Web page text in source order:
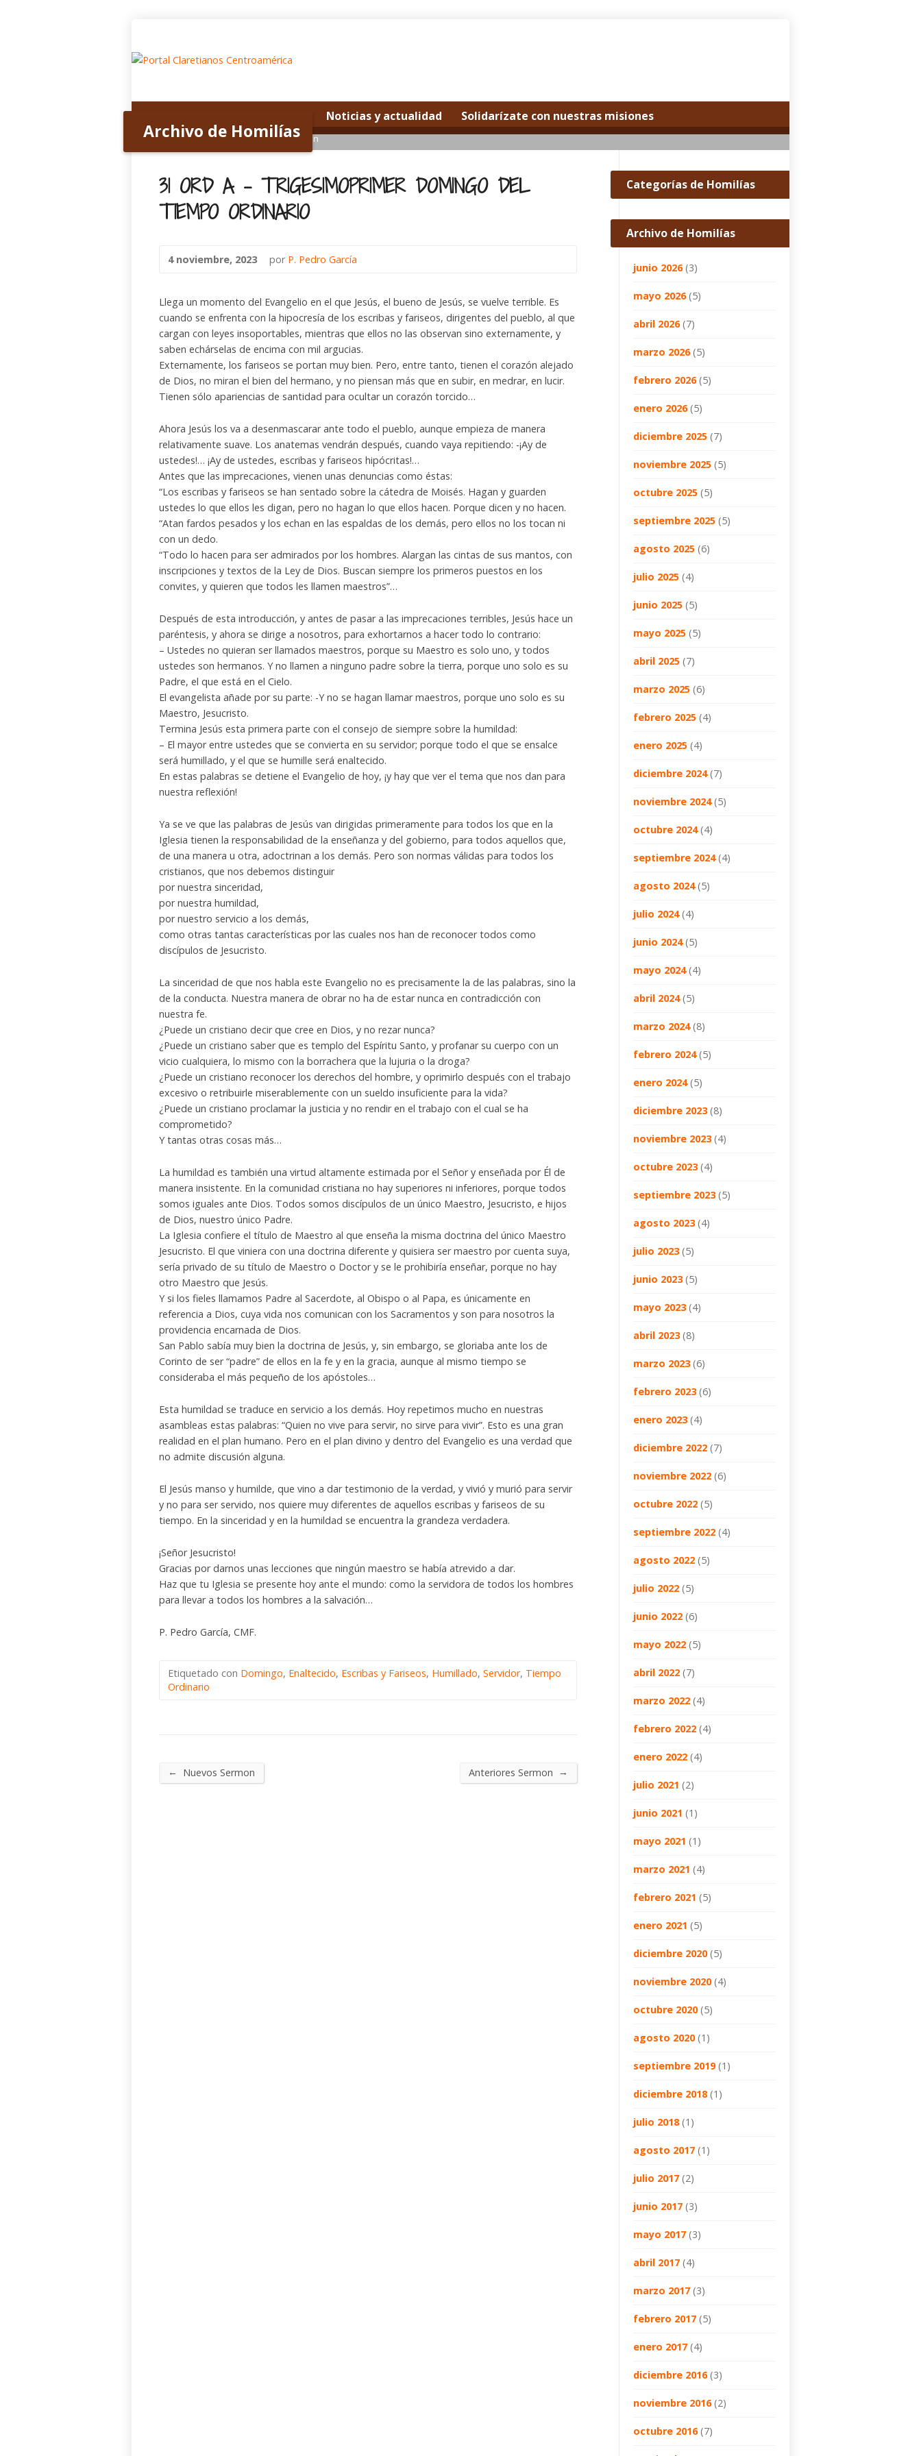
Noticias y actualidad Solidarízate con nuestras misiones
Archivo de Homilías
Home> Archivo de Homilías> View Sermon
31 ORD A – TRIGESIMOPRIMER DOMINGO DEL
TIEMPO ORDINARIO
4 noviembre, 2023 por P. Pedro García
Llega un momento del Evangelio en el que Jesús, el bueno de Jesús, se vuelve terrible. Es
cuando se enfrenta con la hipocresía de los escribas y fariseos, dirigentes del pueblo, al que
cargan con leyes insoportables, mientras que ellos no las observan sino externamente, y
saben echárselas de encima con mil argucias.
Externamente, los fariseos se portan muy bien. Pero, entre tanto, tienen el corazón alejado
de Dios, no miran el bien del hermano, y no piensan más que en subir, en medrar, en lucir.
Tienen sólo apariencias de santidad para ocultar un corazón torcido…
Ahora Jesús los va a desenmascarar ante todo el pueblo, aunque empieza de manera
relativamente suave. Los anatemas vendrán después, cuando vaya repitiendo: -¡Ay de
ustedes!… ¡Ay de ustedes, escribas y fariseos hipócritas!…
Antes que las imprecaciones, vienen unas denuncias como éstas:
“Los escribas y fariseos se han sentado sobre la cátedra de Moisés. Hagan y guarden
ustedes lo que ellos les digan, pero no hagan lo que ellos hacen. Porque dicen y no hacen.
“Atan fardos pesados y los echan en las espaldas de los demás, pero ellos no los tocan ni
con un dedo.
“Todo lo hacen para ser admirados por los hombres. Alargan las cintas de sus mantos, con
inscripciones y textos de la Ley de Dios. Buscan siempre los primeros puestos en los
convites, y quieren que todos les llamen maestros”…
Después de esta introducción, y antes de pasar a las imprecaciones terribles, Jesús hace un
paréntesis, y ahora se dirige a nosotros, para exhortarnos a hacer todo lo contrario:
– Ustedes no quieran ser llamados maestros, porque su Maestro es solo uno, y todos
ustedes son hermanos. Y no llamen a ninguno padre sobre la tierra, porque uno solo es su
Padre, el que está en el Cielo.
El evangelista añade por su parte: -Y no se hagan llamar maestros, porque uno solo es su
Maestro, Jesucristo.
Termina Jesús esta primera parte con el consejo de siempre sobre la humildad:
– El mayor entre ustedes que se convierta en su servidor; porque todo el que se ensalce
será humillado, y el que se humille será enaltecido.
En estas palabras se detiene el Evangelio de hoy, ¡y hay que ver el tema que nos dan para
nuestra reflexión!
Ya se ve que las palabras de Jesús van dirigidas primeramente para todos los que en la
Iglesia tienen la responsabilidad de la enseñanza y del gobierno, para todos aquellos que,
de una manera u otra, adoctrinan a los demás. Pero son normas válidas para todos los
cristianos, que nos debemos distinguir
por nuestra sinceridad,
por nuestra humildad,
por nuestro servicio a los demás,
como otras tantas características por las cuales nos han de reconocer todos como
discípulos de Jesucristo.
La sinceridad de que nos habla este Evangelio no es precisamente la de las palabras, sino la
de la conducta. Nuestra manera de obrar no ha de estar nunca en contradicción con
nuestra fe.
¿Puede un cristiano decir que cree en Dios, y no rezar nunca?
¿Puede un cristiano saber que es templo del Espíritu Santo, y profanar su cuerpo con un
vicio cualquiera, lo mismo con la borrachera que la lujuria o la droga?
¿Puede un cristiano reconocer los derechos del hombre, y oprimirlo después con el trabajo
excesivo o retribuirle miserablemente con un sueldo insuficiente para la vida?
¿Puede un cristiano proclamar la justicia y no rendir en el trabajo con el cual se ha
comprometido?
Y tantas otras cosas más…
La humildad es también una virtud altamente estimada por el Señor y enseñada por Él de
manera insistente. En la comunidad cristiana no hay superiores ni inferiores, porque todos
somos iguales ante Dios. Todos somos discípulos de un único Maestro, Jesucristo, e hijos
de Dios, nuestro único Padre.
La Iglesia confiere el título de Maestro al que enseña la misma doctrina del único Maestro
Jesucristo. El que viniera con una doctrina diferente y quisiera ser maestro por cuenta suya,
sería privado de su título de Maestro o Doctor y se le prohibiría enseñar, porque no hay
otro Maestro que Jesús.
Y si los fieles llamamos Padre al Sacerdote, al Obispo o al Papa, es únicamente en
referencia a Dios, cuya vida nos comunican con los Sacramentos y son para nosotros la
providencia encarnada de Dios.
San Pablo sabía muy bien la doctrina de Jesús, y, sin embargo, se gloriaba ante los de
Corinto de ser “padre” de ellos en la fe y en la gracia, aunque al mismo tiempo se
consideraba el más pequeño de los apóstoles…
Esta humildad se traduce en servicio a los demás. Hoy repetimos mucho en nuestras
asambleas estas palabras: “Quien no vive para servir, no sirve para vivir”. Esto es una gran
realidad en el plan humano. Pero en el plan divino y dentro del Evangelio es una verdad que
no admite discusión alguna.
El Jesús manso y humilde, que vino a dar testimonio de la verdad, y vivió y murió para servir
y no para ser servido, nos quiere muy diferentes de aquellos escribas y fariseos de su
tiempo. En la sinceridad y en la humildad se encuentra la grandeza verdadera.
¡Señor Jesucristo!
Gracias por darnos unas lecciones que ningún maestro se había atrevido a dar.
Haz que tu Iglesia se presente hoy ante el mundo: como la servidora de todos los hombres
para llevar a todos los hombres a la salvación…
P. Pedro García, CMF.
Etiquetado con Domingo, Enaltecido, Escribas y Fariseos, Humillado, Servidor, Tiempo
Ordinario
← Nuevos Sermon Anteriores Sermon →
Categorías de Homilías
Archivo de Homilías
junio 2026(3)
mayo 2026(5)
abril 2026(7)
marzo 2026(5)
febrero 2026(5)
enero 2026(5)
diciembre 2025 (7)
noviembre 2025 (5)
octubre 2025 (5)
septiembre 2025 (5)
agosto 2025 (6)
julio 2025 (4)
junio 2025 (5)
mayo 2025 (5)
abril 2025 (7)
marzo 2025 (6)
febrero 2025 (4)
enero 2025 (4)
diciembre 2024(7)
noviembre 2024(5)
octubre 2024(4)
septiembre 2024(4)
agosto 2024(5)
julio 2024(4)
junio 2024(5)
mayo 2024(4)
abril 2024(5)
marzo 2024(8)
febrero 2024(5)
enero 2024(5)
diciembre 2023(8)
noviembre 2023(4)
octubre 2023(4)
septiembre 2023(5)
agosto 2023(4)
julio 2023(5)
junio 2023(5)
mayo 2023(4)
abril 2023(8)
marzo 2023(6)
febrero 2023(6)
enero 2023(4)
diciembre 2022 (7)
noviembre 2022 (6)
octubre 2022 (5)
septiembre 2022 (4)
agosto 2022 (5)
julio 2022 (5)
junio 2022 (6)
mayo 2022 (5)
abril 2022 (7)
marzo 2022 (4)
febrero 2022 (4)
enero 2022 (4)
julio 2021 (2)
junio 2021 (1)
mayo 2021 (1)
marzo 2021 (4)
febrero 2021 (5)
enero 2021 (5)
diciembre 2020(5)
noviembre 2020(4)
octubre 2020(5)
agosto 2020(1)
septiembre 2019(1)
diciembre 2018(1)
julio 2018(1)
agosto 2017 (1)
julio 2017 (2)
junio 2017 (3)
mayo 2017 (3)
abril 2017 (4)
marzo 2017 (3)
febrero 2017 (5)
enero 2017 (4)
diciembre 2016(3)
noviembre 2016(2)
octubre 2016(7)